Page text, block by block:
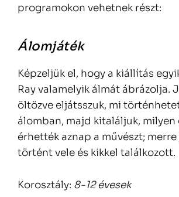
programokon vehetnek részt:
Álomjáték
Képzeljük el, hogy a kiállítás
Ray valamelyik álmát ábrázolja.
öltözve eljátsszuk, mi
álomban, majd kitaláljuk, milyen
érhették aznap a művészt;
történt vele és kikkel találkozott.
Korosztály: 8-12 évesek